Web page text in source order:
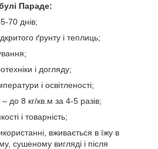
Параде:
70 днів;
ґрунту і теплиць;
і догляду;
і освітленості;
до 8 кг/кв.м за 4-5 разів;
і товарність;
вживається в їжу в
сушеному вигляді і після